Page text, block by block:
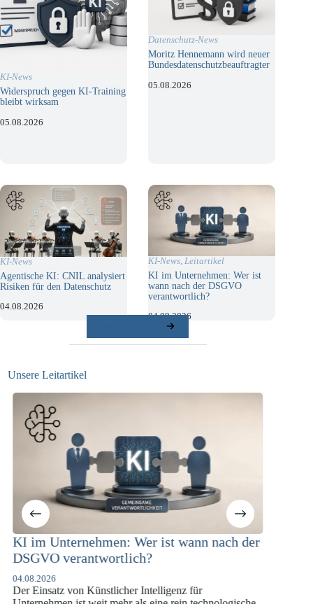
KI-News
Widerspruch gegen KI-Training
bleibt wirksam
05.08.2026
Datenschutz-News
Moritz Hennemann wird neuer
Bundesdatenschutzbeauftragter
05.08.2026
KI-News
Agentische KI: CNIL analysiert
Risiken für den Datenschutz
04.08.2026
KI-News,Leitartikel
KI im Unternehmen: Wer ist
wann nach der DSGVO
verantwortlich?
04.08.2026
Unsere Leitartikel
nach der
für
KI-Compliance in der
Versicherungswirtschaft mit DORA,
07.07.2026